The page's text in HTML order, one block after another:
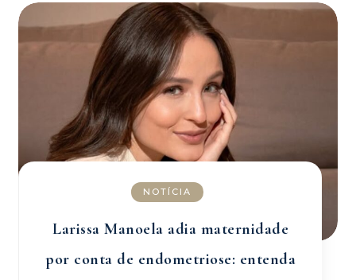
NOTÍCIA
Larissa Manoela adia maternidade
por conta de endometriose: entenda